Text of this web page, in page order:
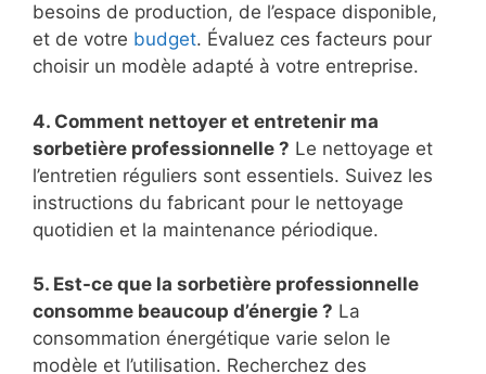
besoins de production, de l’espace disponible,
et de votre budget. Évaluez ces facteurs pour
choisir un modèle adapté à votre entreprise.
4. Comment nettoyer et entretenir ma
sorbetière professionnelle ? Le nettoyage et
l’entretien réguliers sont essentiels. Suivez les
instructions du fabricant pour le nettoyage
quotidien et la maintenance périodique.
5. Est-ce que la sorbetière professionnelle
consomme beaucoup d’énergie ? La
consommation énergétique varie selon le
modèle et l’utilisation. Recherchez des